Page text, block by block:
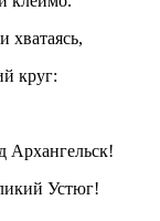
хватаясь,
круг:
Архангельск!
Устюг!